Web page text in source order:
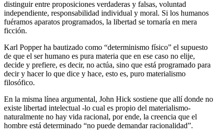
distinguir entre proposiciones verdaderas y falsas, voluntad
independiente, responsabilidad individual y moral. Si los humanos
fuéramos aparatos programados, la libertad se tornaría en mera
ficción.
Karl Popper ha bautizado como “determinismo físico” el supuesto
de que el ser humano es pura materia que en ese caso no elije,
decide y prefiere, es decir, no actúa, sino que está programado para
decir y hacer lo que dice y hace, esto es, puro materialismo
filosófico.
En la misma línea argumental, John Hick sostiene que allí donde no
existe libertad intelectual -lo cual es propio del materialismo-
naturalmente no hay vida racional, por ende, la creencia que el
hombre está determinado “no puede demandar racionalidad”.